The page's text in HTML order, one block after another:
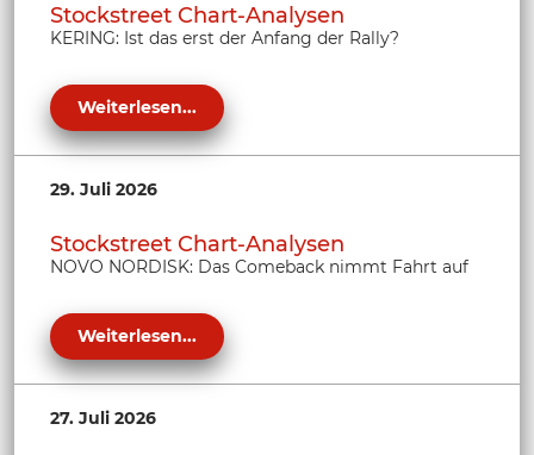
Stockstreet Chart-Analysen
KERING: Ist das erst der Anfang der Rally?
Weiterlesen...
29. Juli 2026
Stockstreet Chart-Analysen
NOVO NORDISK: Das Comeback nimmt Fahrt auf
Weiterlesen...
27. Juli 2026